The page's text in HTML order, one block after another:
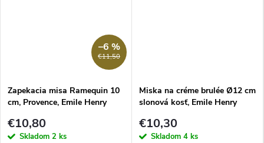
€11,50
–6 %
Zapekacia misa Ramequin 10
cm, Provence, Emile Henry
€10,80
Skladom 2 ks
Miska na créme brulée Ø12 cm
slonová kosť, Emile Henry
€10,30
Skladom 4 ks